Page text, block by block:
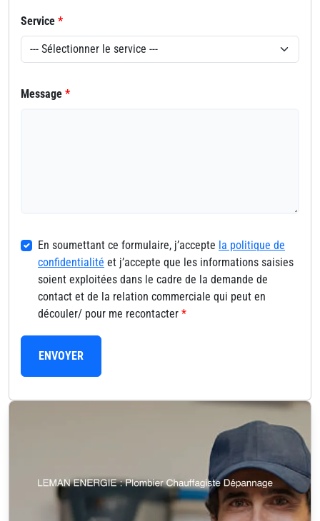
Service *
Message *
En soumettant ce formulaire, j’accepte la politique de
confidentialité et j’accepte que les informations saisies
soient exploitées dans le cadre de la demande de
contact et de la relation commerciale qui peut en
découler/ pour me recontacter *
ENVOYER